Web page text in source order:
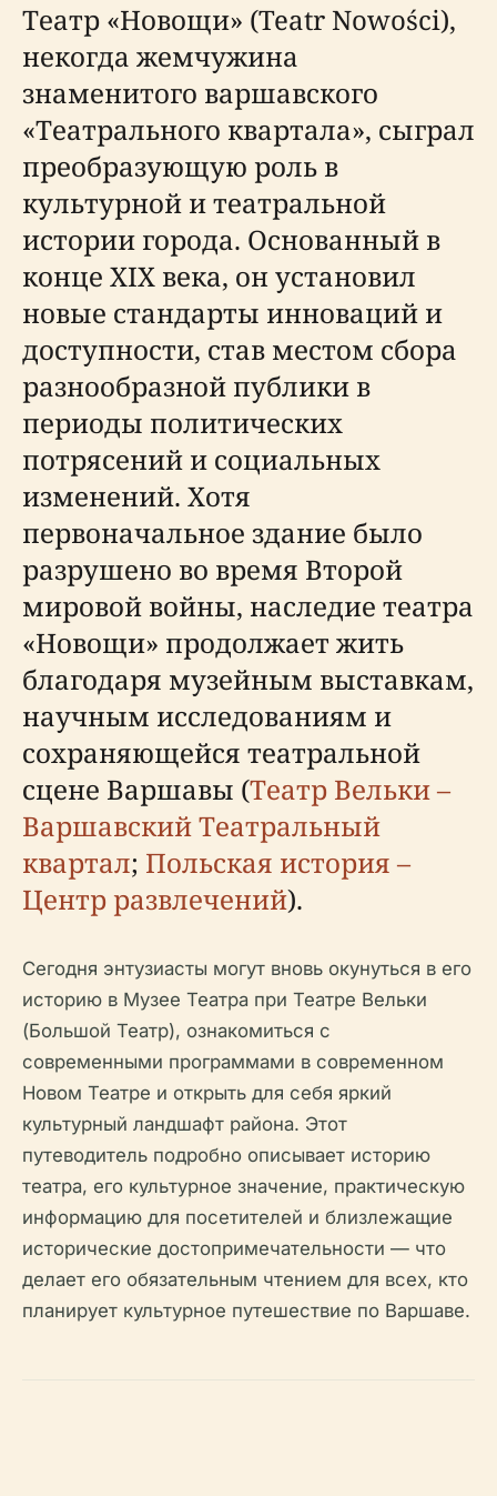
Театр «Новощи» (Teatr Nowości),
некогда жемчужина
знаменитого варшавского
«Театрального квартала», сыграл
преобразующую роль в
культурной и театральной
истории города. Основанный в
конце XIX века, он установил
новые стандарты инноваций и
доступности, став местом сбора
разнообразной публики в
периоды политических
потрясений и социальных
изменений. Хотя
первоначальное здание было
разрушено во время Второй
мировой войны, наследие театра
«Новощи» продолжает жить
благодаря музейным выставкам,
научным исследованиям и
сохраняющейся театральной
сцене Варшавы (Театр Вельки –
Варшавский Театральный
квартал; Польская история –
Центр развлечений).
Сегодня энтузиасты могут вновь окунуться в его
историю в Музее Театра при Театре Вельки
(Большой Театр), ознакомиться с
современными программами в современном
Новом Театре и открыть для себя яркий
культурный ландшафт района. Этот
путеводитель подробно описывает историю
театра, его культурное значение, практическую
информацию для посетителей и близлежащие
исторические достопримечательности — что
делает его обязательным чтением для всех, кто
планирует культурное путешествие по Варшаве.